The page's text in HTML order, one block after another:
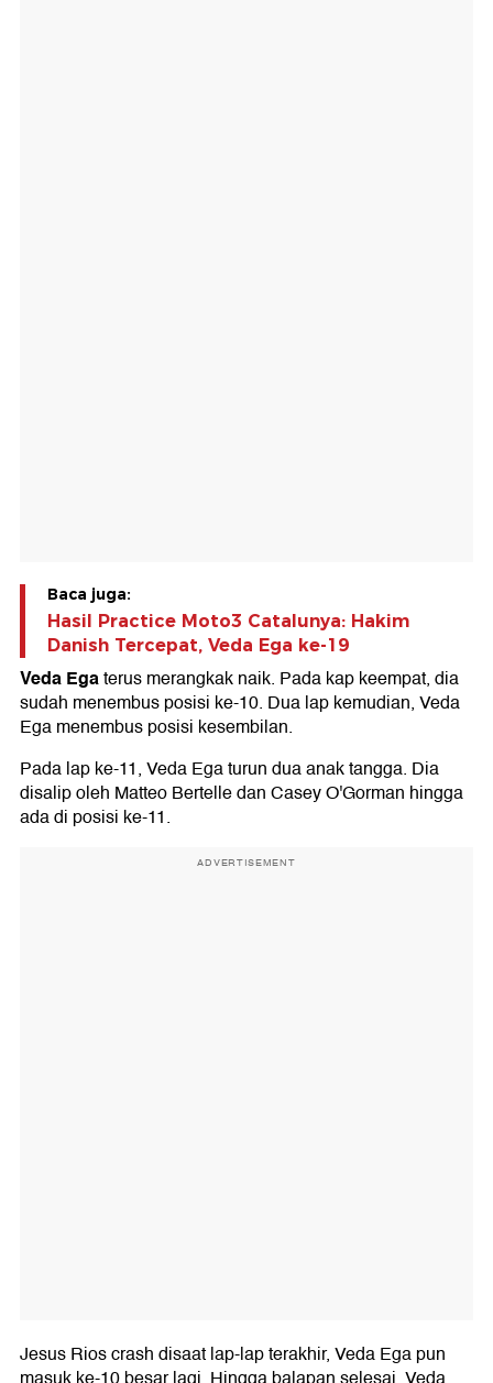
Baca juga:
Hasil Practice Moto3 Catalunya: Hakim
Danish Tercepat, Veda Ega ke-19
Veda Egaterus merangkak naik. Pada kap keempat, dia
sudah menembus posisi ke-10. Dua lap kemudian, Veda
Ega menembus posisi kesembilan.
Pada lap ke-11, Veda Ega turun dua anak tangga. Dia
disalip oleh Matteo Bertelle dan Casey O'Gorman hingga
ada di posisi ke-11.
ADVERTISEMENT
Jesus Rios crash disaat lap-lap terakhir, Veda Ega pun